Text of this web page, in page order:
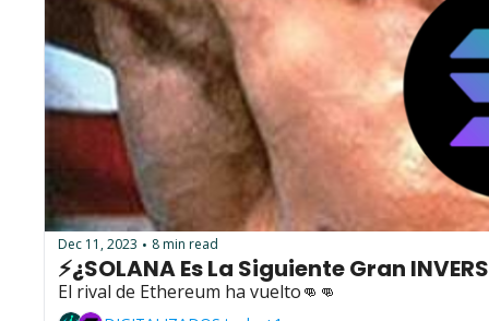
Dec 11, 2023 • 8 min read
⚡¿SOLANA Es La Siguiente Gran
El rival de Ethereum ha vuelto👊👊